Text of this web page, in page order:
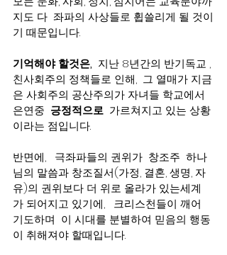
지도 다  좌파의 사상들로 휩쓸리게 될 것이
기 때문입니다.
기억해야 할것은, 지난 8년간의 반기독교 ,
친사회주의 정책들로 인해,  그 열매가 지금
은 사회주의 공산주의가 자녀들 학교에서
은연중 긍정적으로 가르쳐지고 있는 상황
이라는 점입니다.
반면에,   극좌파들의 권위가  창조주  하나
님의 말씀과 창조질서(가정, 결혼, 생명, 자
유)의 권위보다 더 위로 올라가 있는세계
가 되어지고 있기에,   크리스천들이 깨어
기도하며  이 시대를 분별하여 믿음의 행동
이 취해져야 할때입니다.